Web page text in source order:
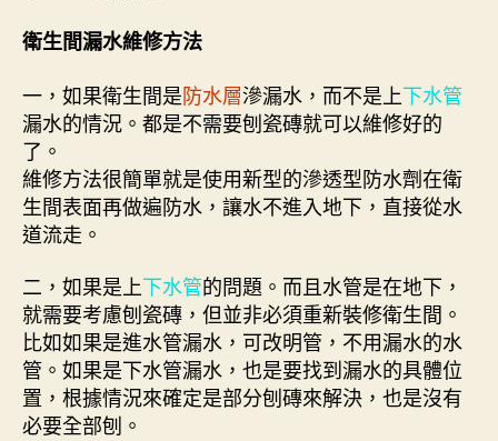
衛生間漏水維修方法
一，如果衛生間是防水層滲漏水，而不是上下水管
漏水的情況。都是不需要刨瓷磚就可以維修好的
了。
維修方法很簡單就是使用新型的滲透型防水劑在衛
生間表面再做遍防水，讓水不進入地下，直接從水
道流走。
二，如果是上下水管的問題。而且水管是在地下，
就需要考慮刨瓷磚，但並非必須重新裝修衛生間。
比如如果是進水管漏水，可改明管，不用漏水的水
管。如果是下水管漏水，也是要找到漏水的具體位
置，根據情況來確定是部分刨磚來解決，也是沒有
必要全部刨。